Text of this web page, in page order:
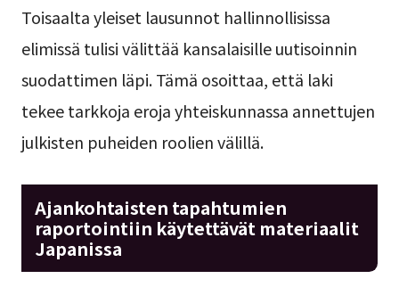
Toisaalta yleiset lausunnot hallinnollisissa
elimissä tulisi välittää kansalaisille uutisoinnin
suodattimen läpi. Tämä osoittaa, että laki
tekee tarkkoja eroja yhteiskunnassa annettujen
julkisten puheiden roolien välillä.
Ajankohtaisten tapahtumien
raportointiin käytettävät materiaalit
Japanissa